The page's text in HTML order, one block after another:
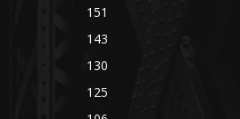
151
143
130
125